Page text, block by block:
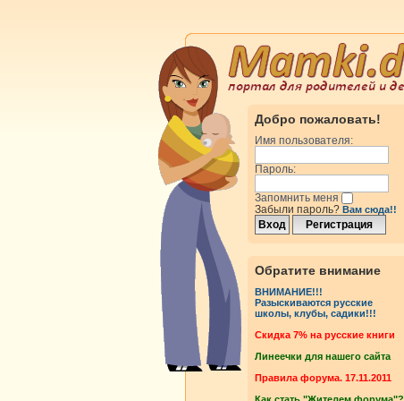
Добро пожаловать!
Имя пользователя:
Пароль:
Запомнить меня
Забыли пароль? Вам сюда!!
Обратите внимание
ВНИМАНИЕ!!!
Разыскиваются русские
школы, клубы, садики!!!
Cкидка 7% на русские книги
Линеечки для нашего сайта
Правила форума. 17.11.2011